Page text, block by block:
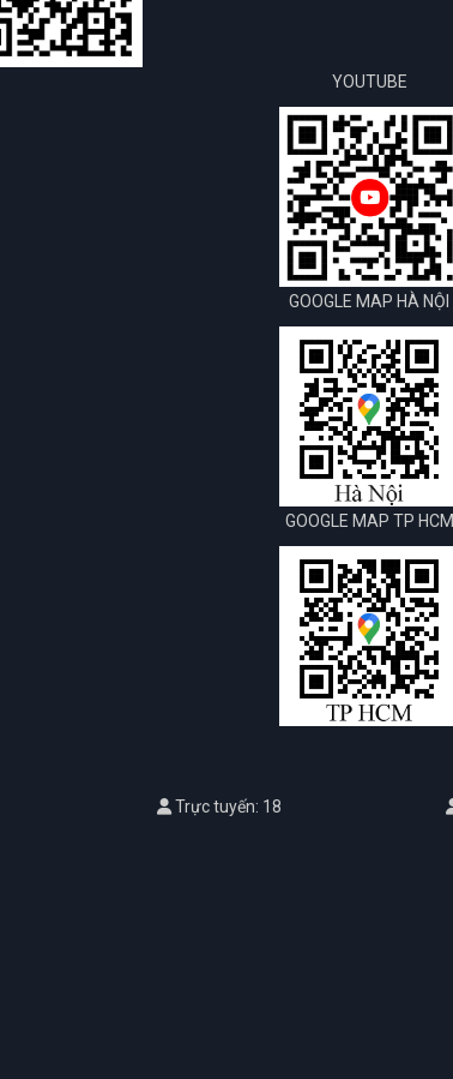
YOUTUBE
GOOGLE MAP HÀ NỘI
GOOGLE MAP TP HCM
Trực tuyến: 18